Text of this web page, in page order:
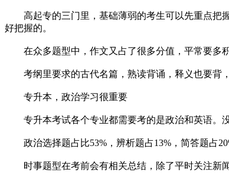
高起专的三门里，基础薄弱的考生可以先重点把握
好把握的。
在众多题型中，作文又占了很多分值，平常要多积
考纲里要求的古代名篇，熟读背诵，释义也要背，
专升本，政治学习很重要
专升本考试各个专业都需要考的是政治和英语。没
政治选择题占比53%，辨析题占13%，简答题占
时事题型在考前会有相关总结，除了平时关注新闻